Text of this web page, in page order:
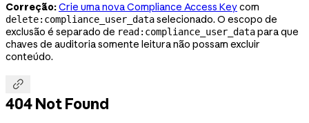
Correção:Crie uma nova Compliance Access Keycom
delete:compliance_user_dataselecionado. O escopo de
exclusão é separado de read:compliance_user_datapara que
chaves de auditoria somente leitura não possam excluir
conteúdo.

404 Not Found